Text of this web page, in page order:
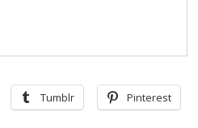
Tumblr Pinterest